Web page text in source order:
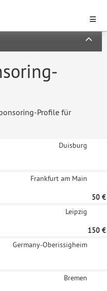
Profile für
Duisburg
Frankfurt am Main
50 €
Leipzig
150 €
Germany-Oberissigheim
Bremen